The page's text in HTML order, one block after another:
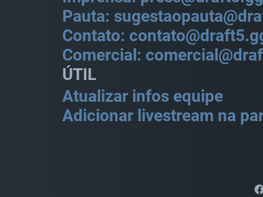
Pauta:
Contato:
Comercial:
ÚTIL
Atualizar infos equipe
Adicionar livestream na